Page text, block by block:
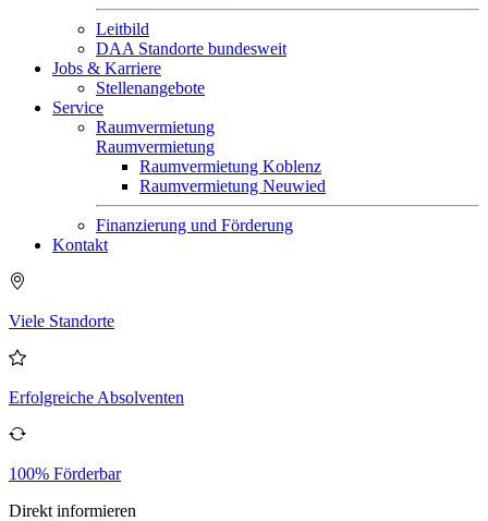
Leitbild
DAA Standorte bundesweit
Jobs & Karriere
Stellenangebote
Service
Raumvermietung
Raumvermietung
Raumvermietung Koblenz
Raumvermietung Neuwied
Finanzierung und Förderung
Kontakt
Viele Standorte
Erfolgreiche Absolventen
100% Förderbar
Direkt informieren